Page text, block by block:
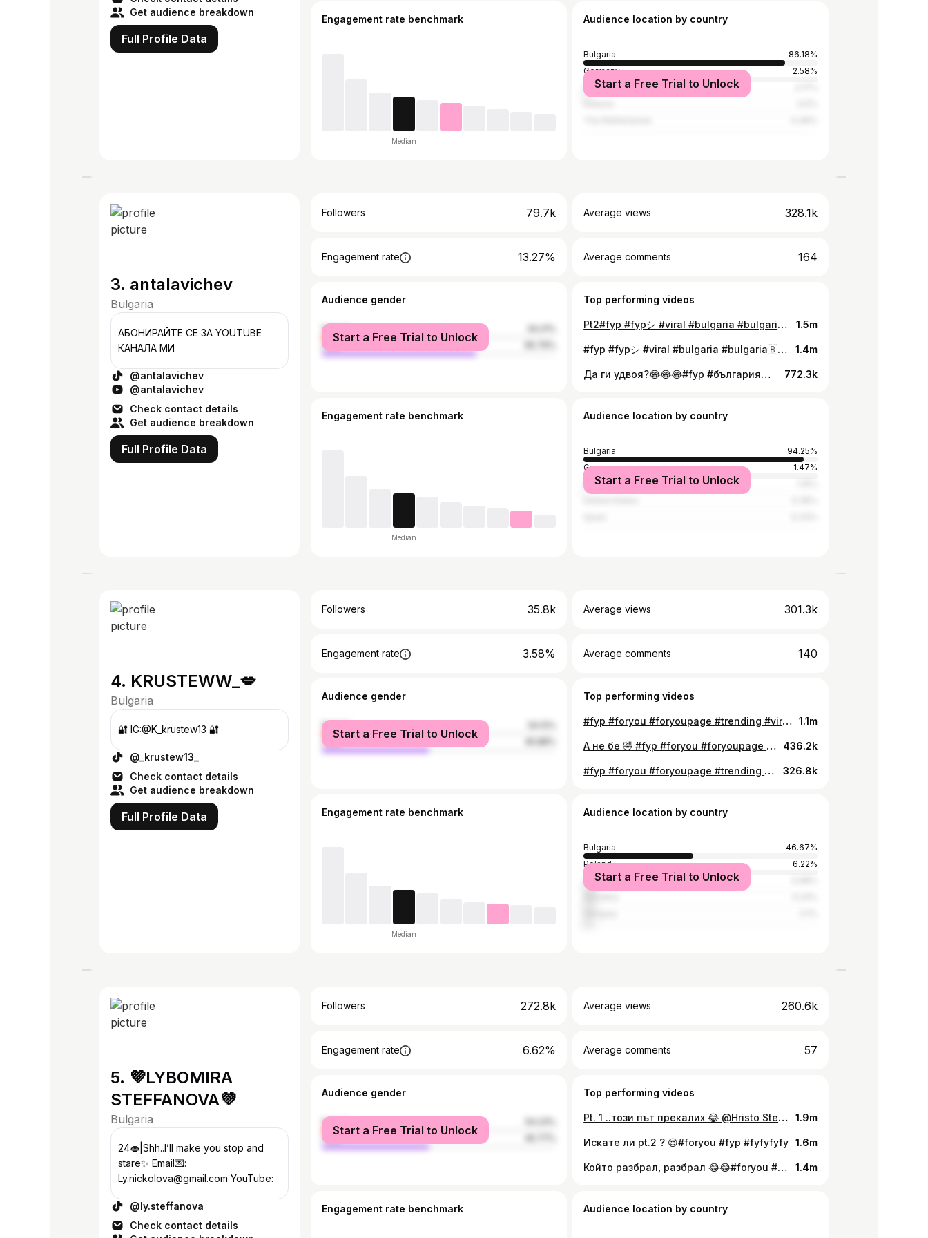
Get audience breakdown
Full Profile Data
Engagement rate benchmark
Median
Audience location by country
Bulgaria
86.18%
Germany
2.58%
United Kingdom
Start a Free Trial to Unlock
3. antalavichev
Bulgaria
АБОНИРАЙТЕ СЕ ЗА YOUTUBE
КАНАЛА МИ
@antalavichev
@antalavichev
Check contact details
Get audience breakdown
Full Profile Data
Followers 79.7k Average views 328.1k
Engagement rate 13.27% Average comments 164
Audience gender
female
male
Start a Free Trial to Unlock
Top performing videos
Pt2#fyp #fypシ #viral #bulgaria #bulgaria🇧🇬 #bulgarian #българия #българиятикток 1.5m
#fyp #fypシ #viral #bulgaria #bulgaria🇧🇬 #bulgarian #българия #българиятикток 1.4m
Да ги удвоя?😂😂😂#fyp #българия🇧🇬 #fypシ #bulgaria🇧🇬 #bulgarian #bulgaria #bulgariantiktok #българия #foryoupage 772.3k
Engagement rate benchmark
Median
Audience location by country
Bulgaria
94.25%
Germany
1.47%
United Kingdom
Start a Free Trial to Unlock
4. KRUSTEWW_💋
Bulgaria
🔐 IG:@K_krustew13 🔐
@_krustew13_
Check contact details
Get audience breakdown
Full Profile Data
Followers 35.8k Average views 301.3k
Engagement rate 3.58% Average comments 140
Audience gender
female
male
Start a Free Trial to Unlock
Top performing videos
#fyp #foryou #foryoupage #trending #viral #followme #tiktok #funny #16yearsolds 1.1m
А не бе 🤣 #fyp #foryou #foryoupage #trending #viral #followme #tiktok #funny #love 436.2k
#fyp #foryou #foryoupage #trending #viral #followme #tiktok #funny #love 326.8k
Engagement rate benchmark
Median
Audience location by country
Bulgaria
46.67%
Poland
6.22%
Serbia
Start a Free Trial to Unlock
5. 💜LYBOMIRA
STEFFANOVA💜
Bulgaria
24👄|Shh..I’ll make you stop and
stare✨ Email💌:
Ly.nickolova@gmail.com YouTube:
@ly.steffanova
Check contact details
Followers 272.8k Average views 260.6k
Engagement rate 6.62% Average comments 57
Audience gender
female
male
Start a Free Trial to Unlock
Top performing videos
Pt. 1 ..този път прекалих 😂 @Hristo Stefanov #foryou #fyp #fyfyfyfy 1.9m
Искате ли pt.2 ? 😍#foryou #fyp #fyfyfyfy 1.6m
Който разбрал, разбрал 😂😂#foryou #fyp #fyfyfyfy 1.4m
Engagement rate benchmark Audience location by country